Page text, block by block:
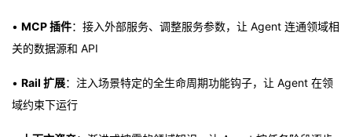
• MCP 插件：接入外部服务、调整服务参数，让 Agent 连通领域相
关的数据源和 API
• Rail 扩展：注入场景特定的全生命周期功能钩子，让 Agent 在领
域约束下运行